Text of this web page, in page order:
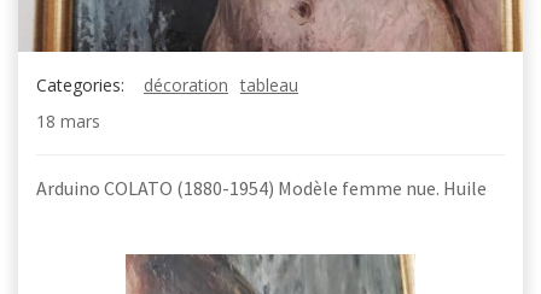
Categories: décoration tableau
18 mars
Arduino COLATO (1880-1954) Modèle femme nue. Huile